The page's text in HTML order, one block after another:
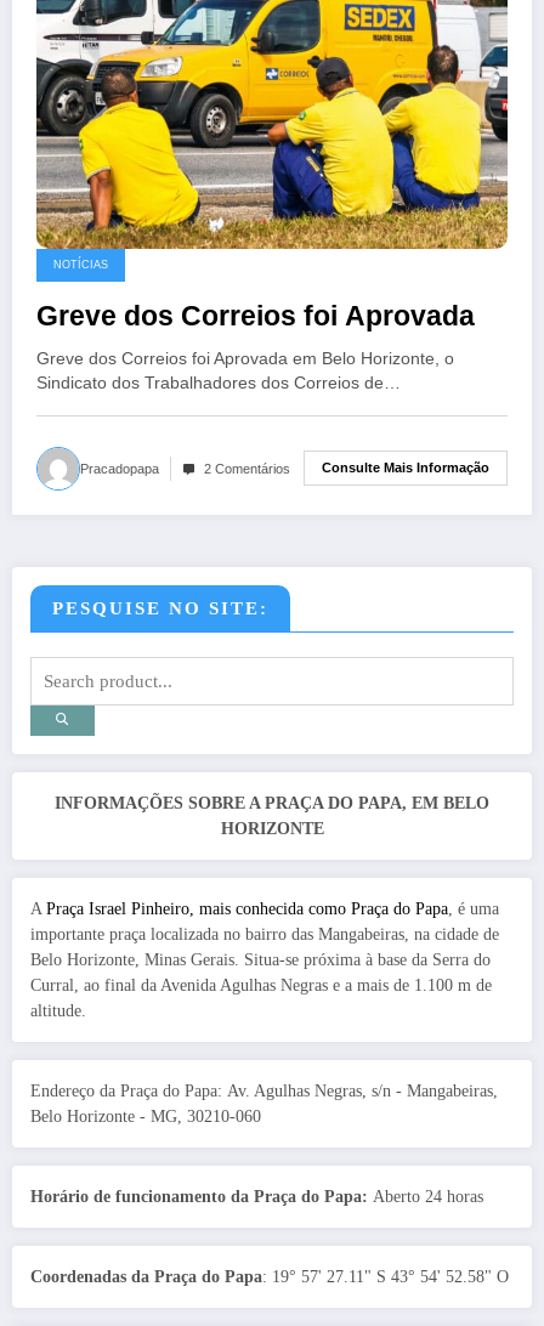
NOTÍCIAS
Greve dos Correios foi Aprovada
Greve dos Correios foi Aprovada em Belo Horizonte, o
Sindicato dos Trabalhadores dos Correios de…
Pracadopapa 2 Comentários Consulte Mais Informação
PESQUISE NO SITE:
INFORMAÇÕES SOBRE A PRAÇA DO PAPA, EM BELO
HORIZONTE
A Praça Israel Pinheiro, mais conhecida como Praça do Papa, é uma
importante praça localizada no bairro das Mangabeiras, na cidade de
Belo Horizonte, Minas Gerais. Situa-se próxima à base da Serra do
Curral, ao final da Avenida Agulhas Negras e a mais de 1.100 m de
altitude.
Endereço da Praça do Papa: Av. Agulhas Negras, s/n - Mangabeiras,
Belo Horizonte - MG, 30210-060
Horário de funcionamento da Praça do Papa: Aberto 24 horas
Coordenadas da Praça do Papa: 19° 57' 27.11" S 43° 54' 52.58" O